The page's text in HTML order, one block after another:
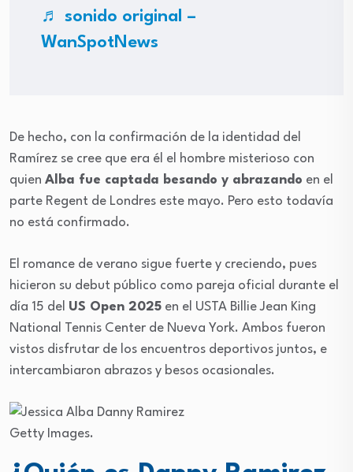
♬ sonido original –
WanSpotNews
De hecho, con la confirmación de la identidad del
Ramírez se cree que era él el hombre misterioso con
quien Alba fue captada besando y abrazando en el
parte Regent de Londres este mayo. Pero esto todavía
no está confirmado.
El romance de verano sigue fuerte y creciendo, pues
hicieron su debut público como pareja oficial durante el
día 15 del US Open 2025 en el USTA Billie Jean King
National Tennis Center de Nueva York. Ambos fueron
vistos disfrutar de los encuentros deportivos juntos, e
intercambiaron abrazos y besos ocasionales.
Getty Images.